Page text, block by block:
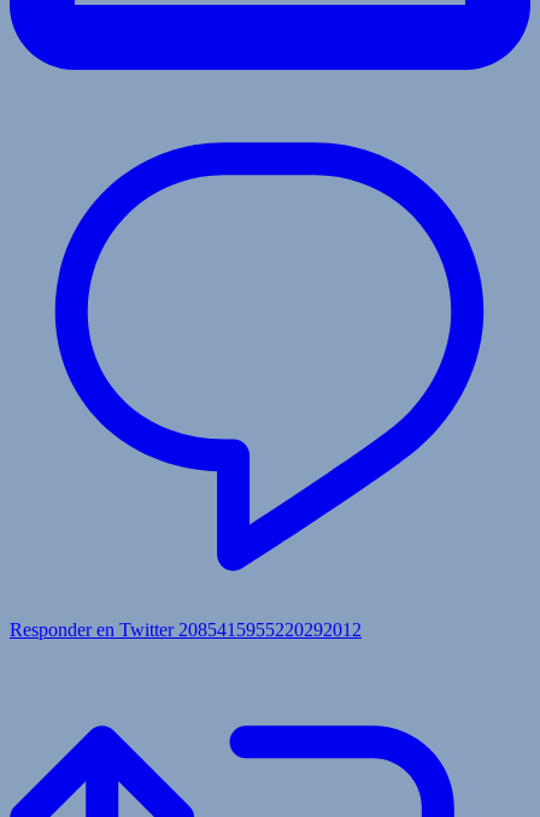
Responder en Twitter 2085415955220292012